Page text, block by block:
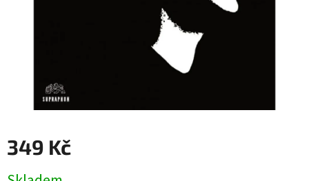
349 Kč